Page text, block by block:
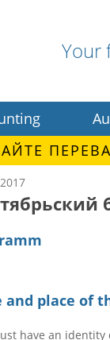
Your
and place of
have an